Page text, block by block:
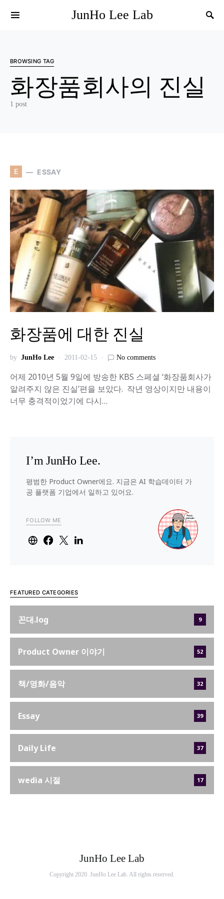
JunHo Lee Lab
BROWSING TAG
화장품회사의 진실
1 post
E ESSAY
화장품에 대한 진실
by JunHo Lee 2011-02-15 No comments
어제 2010년 5월 9일에 방송한 KBS 스페셜 ‘화장품회사가
알려주지 않은 진실’편을 보았다. 작년 영상이지만 내용이
너무 충격적이었기에 다시…
I’m JunHo Lee.
평범한 Product Owner에요. 지금은 AI 학습데이터 가
공 플랫폼 기업에서 일하고 있어요.
FOLLOW ME
FEATURED CATEGORIES
꼰대.log 9
Product Owner 이야기 52
책/영화/음악 32
Essay 39
Daily Life 37
wedia 시절 17
JunHo Lee Lab
Copyright 2020. JunHo Lee Lab. All rights reserved.